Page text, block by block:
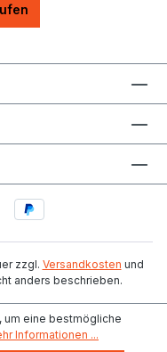
zzgl. Versandkosten und
anders beschrieben.
eine bestmögliche
Informationen ...